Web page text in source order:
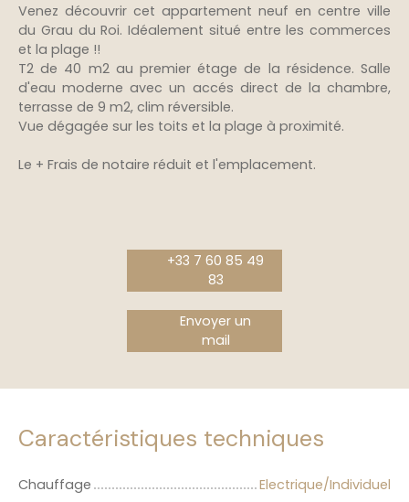
Venez découvrir cet appartement neuf en centre ville
du Grau du Roi. Idéalement situé entre les commerces
et la plage !!
T2 de 40 m2 au premier étage de la résidence. Salle
d'eau moderne avec un accés direct de la chambre,
terrasse de 9 m2, clim réversible.
Vue dégagée sur les toits et la plage à proximité.
Le + Frais de notaire réduit et l'emplacement.
+33 7 60 85 49
83
Envoyer un
mail
Caractéristiques techniques
Chauffage
Electrique/Individuel